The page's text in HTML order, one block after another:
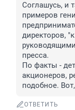
Соглашусь, и
примеров
директоров,
пресса.
По факты -
акционеров,
подобное.
ОТВЕТИТЬ